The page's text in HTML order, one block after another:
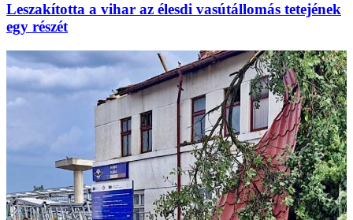
Leszakította a vihar az élesdi vasútállomás tetejének
egy részét